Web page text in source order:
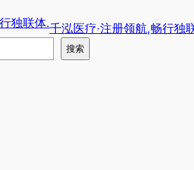
千泓医疗·注册领航,畅行独
搜索